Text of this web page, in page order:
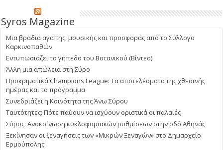
Syros Magazine
Μια βραδιά αγάπης, μουσικής και προσφοράς από το Σύλλογο
Καρκινοπαθών
Εντυπωσιάζει το γήπεδο του Βοτανικού (Βίντεο)
Άλλη μια απώλεια στη Σύρο
Προκριματικά Champions League: Τα αποτελέσματα της χθεσινής
ημέρας και το πρόγραμμα
Συνεδριάζει η Κοινότητα της Άνω Σύρου
Ταυτότητες: Πότε παύουν να ισχύουν οριστικά οι παλαιές
Σύρος: Ανακοίνωση κυκλοφοριακών ρυθμίσεων στην οδό Αθηνάς
Ξεκίνησαν οι ξεναγήσεις των «Μικρών Ξεναγών» στο Δημαρχείο
Ερμούπολης